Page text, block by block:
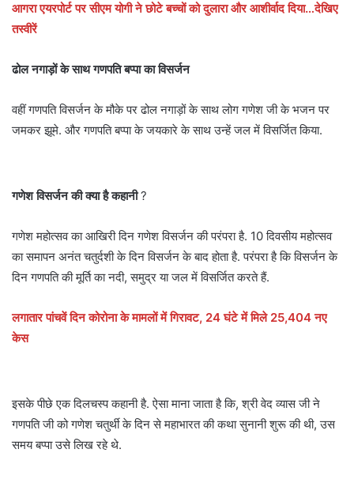
आगरा एयरपोर्ट पर सीएम योगी ने छोटे बच्चों को दुलारा और आशीर्वाद दिया…देखिए
तस्वीरें
ढोल नगाड़ों के साथ गणपति बप्पा का विसर्जन
वहीं गणपति विसर्जन के मौके पर ढोल नगाड़ों के साथ लोग गणेश जी के भजन पर
जमकर झूमे. और गणपति बप्पा के जयकारे के साथ उन्हें जल में विसर्जित किया.
गणेश विसर्जन की क्या है कहानी?
गणेश महोत्सव का आखिरी दिन गणेश विसर्जन की परंपरा है. 10 दिवसीय महोत्सव
का समापन अनंत चतुर्दशी के दिन विसर्जन के बाद होता है. परंपरा है कि विसर्जन के
दिन गणपति की मूर्ति का नदी, समुद्र या जल में विसर्जित करते हैं.
लगातार पांचवें दिन कोरोना के मामलों में गिरावट, 24 घंटे में मिले 25,404 नए
केस
इसके पीछे एक दिलचस्प कहानी है. ऐसा माना जाता है कि, श्री वेद व्यास जी ने
गणपति जी को गणेश चतुर्थी के दिन से महाभारत की कथा सुनानी शुरू की थी, उस
समय बप्पा उसे लिख रहे थे.